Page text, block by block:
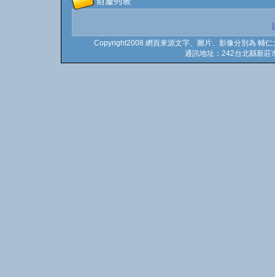
Copyright2008 網頁來源文字、圖片、影像分別為 輔
通訊地址：242台北縣新莊